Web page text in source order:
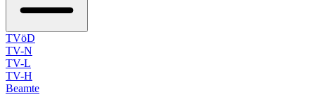
TVöD
TV-N
TV-L
TV-H
Beamte